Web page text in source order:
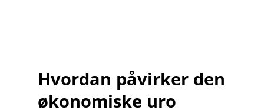
Hvordan påvirker den
økonomiske uro